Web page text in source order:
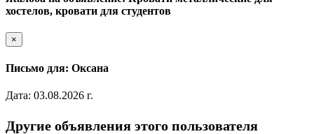
хостелов, кровати для студентов
×
Письмо для: Оксана
Дата: 03.08.2026 г.
Другие объявления этого пользователя